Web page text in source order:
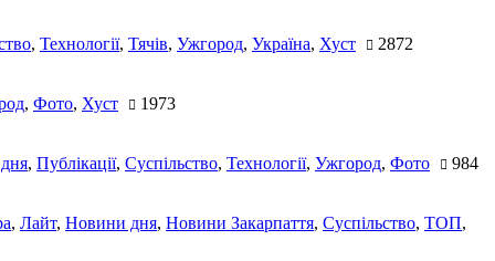
, Технології, Тячів, Ужгород, Україна, Хуст 2872
, Фото, Хуст 1973
, Публікації, Суспільство, Технології, Ужгород, Фото 984
, Лайт, Новини дня, Новини Закарпаття, Суспільство, ТОП,